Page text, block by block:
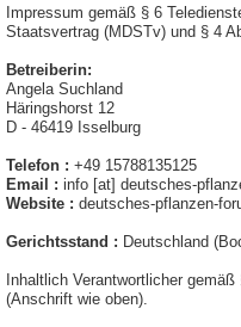
Impressum gemäß § 6
Staatsvertrag (MDSTv) und § 4
Betreiberin:
Angela Suchland
Häringshorst 12
D - 46419 Isselburg
Telefon : +49 15788135125
Email : info [at] deutsches-
Website : deutsches-pflanzen-
Gerichtsstand : Deutschland
Inhaltlich Verantwortlicher
(Anschrift wie oben).